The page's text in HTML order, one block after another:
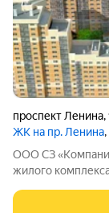
проспект Ленина,
ЖК на пр. Ленина
ООО СЗ
жилого
творчества, в